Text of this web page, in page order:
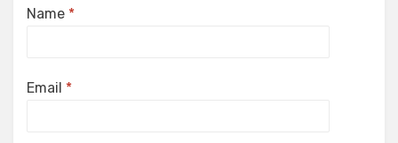
Name *
Email *